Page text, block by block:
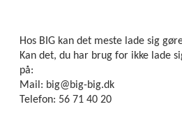
Hos BIG kan det meste lade sig
Kan det, du har brug for ikke lade
på:
Mail: big@big-big.dk
Telefon: 56 71 40 20